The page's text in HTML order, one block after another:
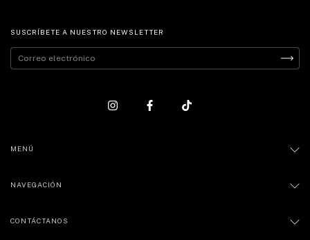
SUSCRÍBETE A NUESTRO NEWSLETTER
MENÚ
NAVEGACIÓN
CONTÁCTANOS